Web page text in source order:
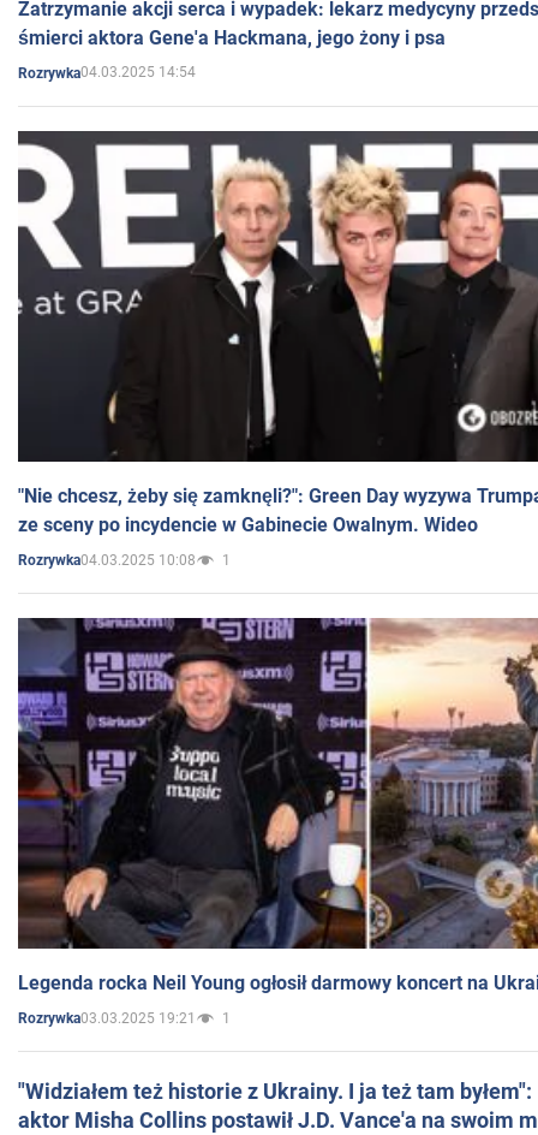
Zatrzymanie akcji serca i wypadek: lekarz medycyny
śmierci aktora Gene'a Hackmana, jego żony i psa
Rozrywka04.03.2025 14:54
"Nie chcesz, żeby się zamknęli?": Green Day wyzywa
ze sceny po incydencie w Gabinecie Owalnym. Wideo
Rozrywka04.03.2025 10:08 1
Legenda rocka Neil Young ogłosił darmowy koncert na
Rozrywka03.03.2025 19:21 1
"Widziałem też historie z Ukrainy. I ja też tam
aktor Misha Collins postawił J.D. Vance'a na swoim